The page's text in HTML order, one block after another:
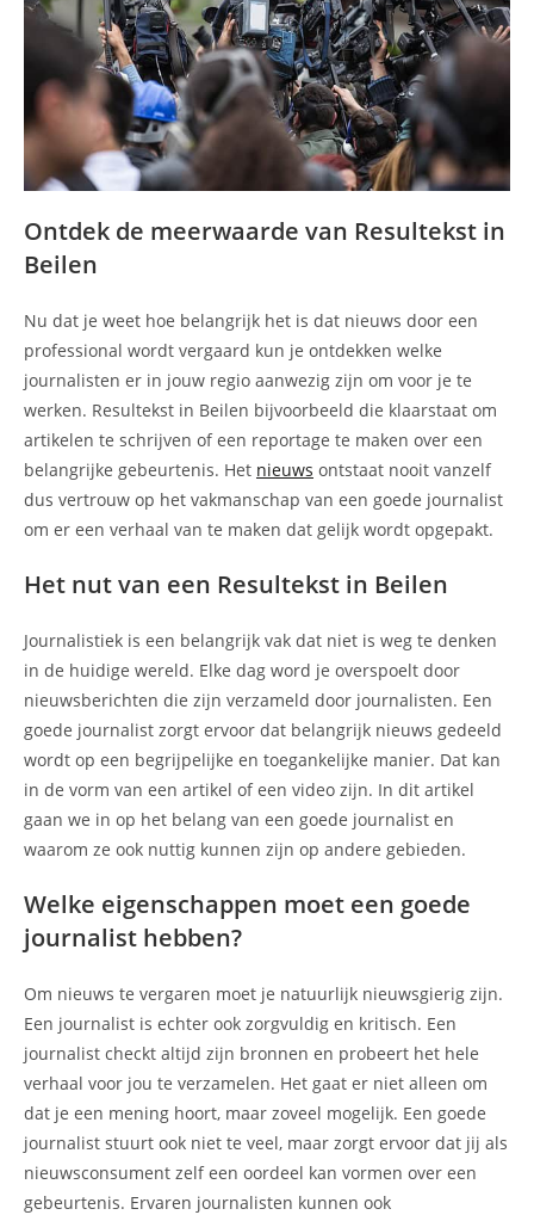
Ontdek de meerwaarde van Resultekst in
Beilen
Nu dat je weet hoe belangrijk het is dat nieuws door een
professional wordt vergaard kun je ontdekken welke
journalisten er in jouw regio aanwezig zijn om voor je te
werken. Resultekst in Beilen bijvoorbeeld die klaarstaat om
artikelen te schrijven of een reportage te maken over een
belangrijke gebeurtenis. Het nieuws ontstaat nooit vanzelf
dus vertrouw op het vakmanschap van een goede journalist
om er een verhaal van te maken dat gelijk wordt opgepakt.
Het nut van een Resultekst in Beilen
Journalistiek is een belangrijk vak dat niet is weg te denken
in de huidige wereld. Elke dag word je overspoelt door
nieuwsberichten die zijn verzameld door journalisten. Een
goede journalist zorgt ervoor dat belangrijk nieuws gedeeld
wordt op een begrijpelijke en toegankelijke manier. Dat kan
in de vorm van een artikel of een video zijn. In dit artikel
gaan we in op het belang van een goede journalist en
waarom ze ook nuttig kunnen zijn op andere gebieden.
Welke eigenschappen moet een goede
journalist hebben?
Om nieuws te vergaren moet je natuurlijk nieuwsgierig zijn.
Een journalist is echter ook zorgvuldig en kritisch. Een
journalist checkt altijd zijn bronnen en probeert het hele
verhaal voor jou te verzamelen. Het gaat er niet alleen om
dat je een mening hoort, maar zoveel mogelijk. Een goede
journalist stuurt ook niet te veel, maar zorgt ervoor dat jij als
nieuwsconsument zelf een oordeel kan vormen over een
gebeurtenis. Ervaren journalisten kunnen ook